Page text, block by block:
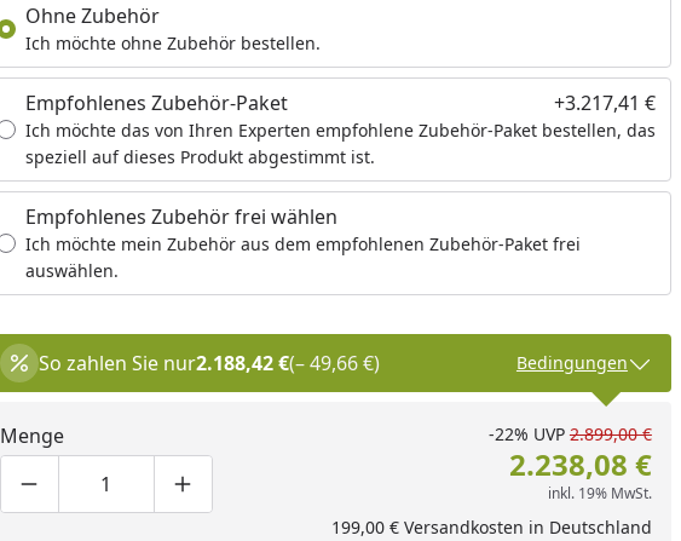
Ohne Zubehör
Ich möchte ohne Zubehör bestellen.
Empfohlenes Zubehör-Paket +3.217,41 €
Ich möchte das von Ihren Experten empfohlene Zubehör-Paket bestellen, das
speziell auf dieses Produkt abgestimmt ist.
Empfohlenes Zubehör frei wählen
Ich möchte mein Zubehör aus dem empfohlenen Zubehör-Paket frei
auswählen.
So zahlen Sie nur2.188,42 €(– 49,66 €) Bedingungen
Menge
Produktmenge um eins verringern
Produktmenge manuell eingeben
Produktmenge um eins erhöhen
-22% UVP 2.899,00 €
2.238,08 €
inkl. 19% MwSt.
199,00 € Versandkosten in Deutschland